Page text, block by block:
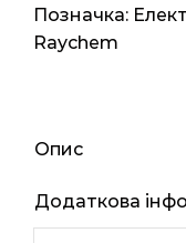
Позначка:
Raychem
Опис
Додаткова